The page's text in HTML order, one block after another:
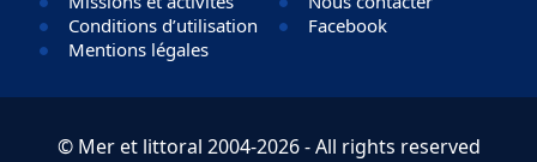
Conditions d’utilisation
Mentions légales
Facebook
© Mer et littoral 2004-2026 - All rights reserved